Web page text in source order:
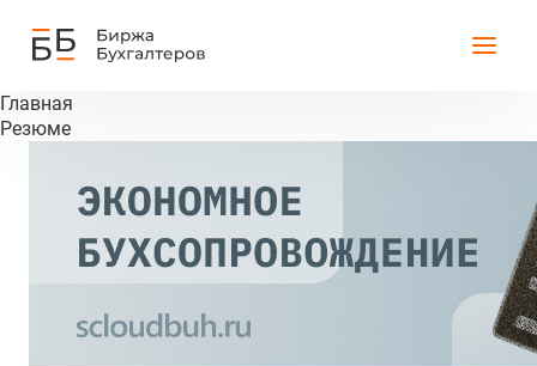
Главная
Резюме